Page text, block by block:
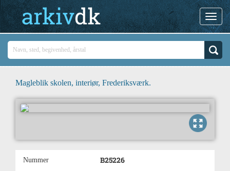
Magleblik skolen, interiør, Frederiksværk.
Nummer B25226